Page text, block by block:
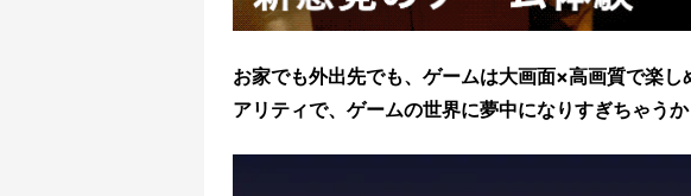
お家でも外出先でも、ゲームは大画面×高画質で楽し
アリティで、ゲームの世界に夢中になりすぎちゃう